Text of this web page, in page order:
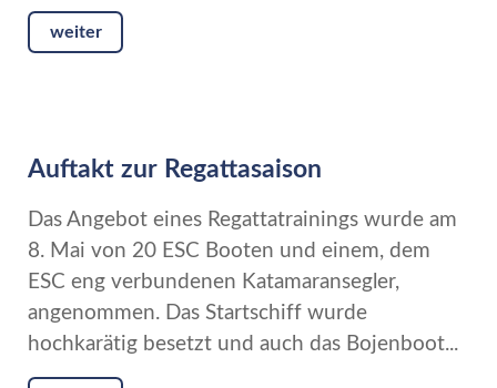
weiter
Auftakt zur Regattasaison
Das Angebot eines Regattatrainings wurde am
8. Mai von 20 ESC Booten und einem, dem
ESC eng verbundenen Katamaransegler,
angenommen. Das Startschiff wurde
hochkarätig besetzt und auch das Bojenboot...